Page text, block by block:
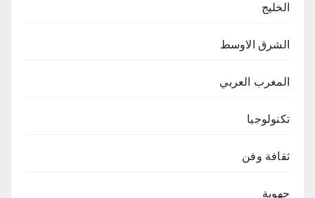
الخليج
الشرق الاوسط
المغرب العربي
تكنولوجيا
ثقافة وفن
جهوية